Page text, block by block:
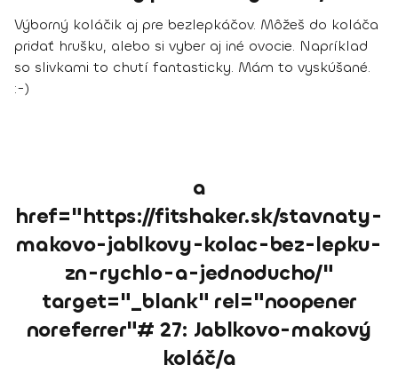
Výborný koláčik aj pre bezlepkáčov. Môžeš do koláča
pridať hrušku, alebo si vyber aj iné ovocie. Napríklad
so slivkami to chutí fantasticky. Mám to vyskúšané.
:-)
a
href="https://fitshaker.sk/stavnaty-
makovo-jablkovy-kolac-bez-lepku-
zn-rychlo-a-jednoducho/"
target="_blank" rel="noopener
noreferrer"# 27: Jablkovo-makový
koláč/a